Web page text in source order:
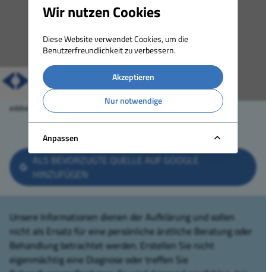
eddows – stock.adobe.com
TEILEN
ZURÜCK
ALS BEVORZUGTE QUELLE AUF GOOGLE
HINZUFÜGEN
Unsere Informationen dienen der Aufklärung und sollen
nicht als Ersatz für eine persönliche ärztliche Beratung oder
Behandlung betrachtet werden. Erstellen Sie nicht
eigenmächtig eine Diagnose oder treffen Sie
Wir nutzen Cookies
Diese Website verwendet Cookies, um die
Benutzerfreundlichkeit zu verbessern.
Akzeptieren
Nur notwendige
Anpassen